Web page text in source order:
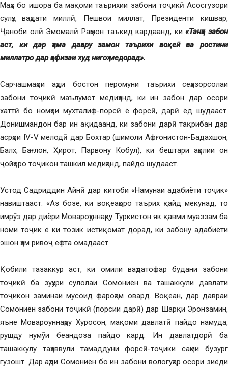
Маҳз бо ишора ба мақоми таърихии забони тоҷикӣ Асосгузори
сулҳу ваҳдати миллӣ, Пешвои миллат, Президенти кишвар,
Ҷаноби олӣ Эмомалӣ Раҳмон таъкид кардаанд, ки«Танҳо забон
аст, ки дар ҳама давру замон таърихи воқеӣ ва ростини
миллатро дар ҳофизаи худ нигоҳ медорад».
Сарчашмаҳои аҳди бостон перомуни таърихи сеҳазорсолаи
забони тоҷикӣ маълумот медиҳанд, ки ин забон дар осори
хаттӣ бо номҳои мухталиф-порсӣ ё форсӣ, дарӣ ёд шудааст.
Донишмандон бар ин ақидаанд, ки забони дарӣ тақрибан дар
асрҳои IV-V мелодӣ дар Бохтар (шимоли Афғонистон-Бадахшон,
Балх, Бағлон, Ҳирот, Парвону Кобул), ки бештари аҳолии он
ҷойҳоро тоҷикон ташкил медиҳанд, пайдо шудааст.
Устод Садриддин Айнӣ дар китоби «Намунаи адабиёти тоҷик»
навиштааст: «Аз бозе, ки воқеаҳоро таърих қайд мекунад, то
имрӯз дар диёри Мовароҳуннаҳру Туркистон як қавми муаззам ба
номи тоҷик ё ки тозик истиқомат дорад, ки забону адабиёти
эшон ҳам ривоҷ ёфта омадааст.
Қобили тазаккур аст, ки омили ваҳдатофар будани забони
тоҷикӣ ба зуҳури сулолаи Сомониён ва ташаккули давлати
тоҷикон заминаи мусоид фароҳам овард. Воқеан, дар давраи
Сомониён забони тоҷикӣ (порсии дарӣ) дар Шарқи Эронзамин,
яъне Мовароуннаҳру Хуросон, мақоми давлатӣ пайдо намуда,
рушду нумӯи беандоза пайдо кард. Ин давлатдорӣ ба
ташаккулу таҳаввули тамаддуни форсӣ-тоҷики саҳми бузург
гузошт. Дар аҳди Сомониён бо ин забони вологуҳар осори зиёди